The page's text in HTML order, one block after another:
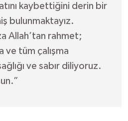
kaybettiğini derin bir
bulunmaktayız.
Allah’tan rahmet;
ve tüm çalışma
ve sabır diliyoruz.